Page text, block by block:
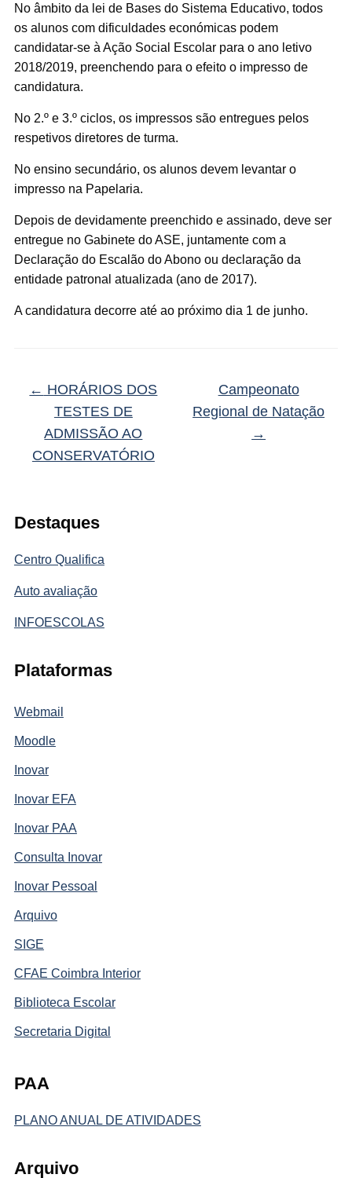
Destaques
Centro Qualifica
Auto avaliação
INFOESCOLAS
Plataformas
Webmail
Moodle
Inovar
Inovar EFA
Inovar PAA
Consulta Inovar
Inovar Pessoal
Arquivo
SIGE
CFAE Coimbra Interior
Biblioteca Escolar
Secretaria Digital
PAA
PLANO ANUAL DE ATIVIDADES
Arquivo
No âmbito da lei de Bases do Sistema Educativo, todos
os alunos com dificuldades económicas podem
candidatar-se à Ação Social Escolar para o ano letivo
2018/2019, preenchendo para o efeito o impresso de
candidatura.
No 2.º e 3.º ciclos, os impressos são entregues pelos
respetivos diretores de turma.
No ensino secundário, os alunos devem levantar o
impresso na Papelaria.
Depois de devidamente preenchido e assinado, deve ser
entregue no Gabinete do ASE, juntamente com a
Declaração do Escalão do Abono ou declaração da
entidade patronal atualizada (ano de 2017).
A candidatura decorre até ao próximo dia 1 de junho.
← HORÁRIOS DOS
TESTES DE
ADMISSÃO AO
CONSERVATÓRIO
Campeonato
Regional de Natação
→